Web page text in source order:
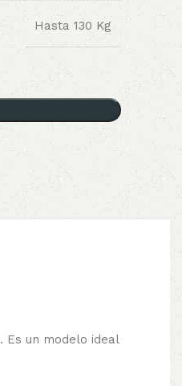
Hasta 130 Kg
. Es un modelo ideal